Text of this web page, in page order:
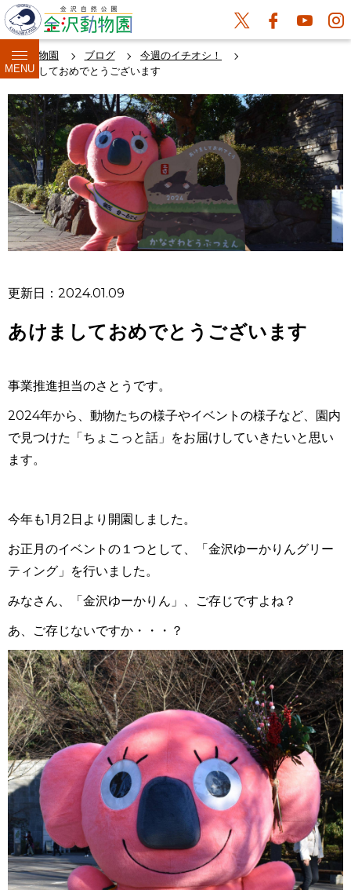
MENU
金沢動物園 ブログ
今週のイチオシ！
あけましておめでとうございます
更新日：2024.01.09
あけましておめでとうございます
事業推進担当のさとうです。
2024年から、動物たちの様子やイベントの様子など、園内
で見つけた「ちょこっと話」をお届けしていきたいと思い
ます。
今年も1 月2日より開園しました。
お正月のイベントの１つとして、「金沢ゆーかりんグリー
ティング」を行いました。
みなさん、「金沢ゆーかりん」、ご存じですよね？
あ、ご存じないですか・・・？